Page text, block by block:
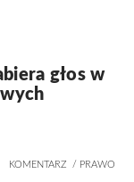
głos w
KOMENTARZ PRAWO